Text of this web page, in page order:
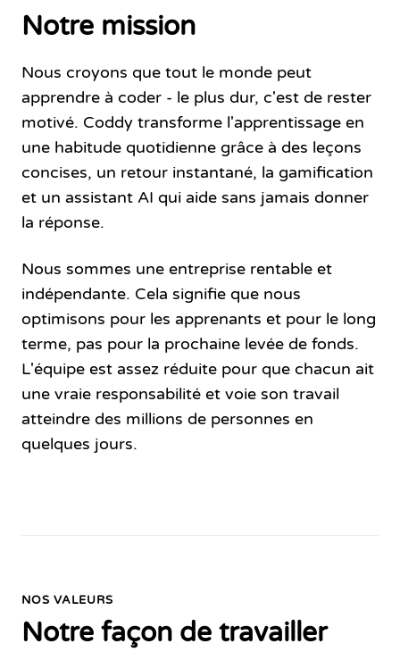
Notre mission
Nous croyons que tout le monde peut
apprendre à coder - le plus dur, c'est de rester
motivé. Coddy transforme l'apprentissage en
une habitude quotidienne grâce à des leçons
concises, un retour instantané, la gamification
et un assistant AI qui aide sans jamais donner
la réponse.
Nous sommes une entreprise rentable et
indépendante. Cela signifie que nous
optimisons pour les apprenants et pour le long
terme, pas pour la prochaine levée de fonds.
L'équipe est assez réduite pour que chacun ait
une vraie responsabilité et voie son travail
atteindre des millions de personnes en
quelques jours.
NOS VALEURS
Notre façon de travailler